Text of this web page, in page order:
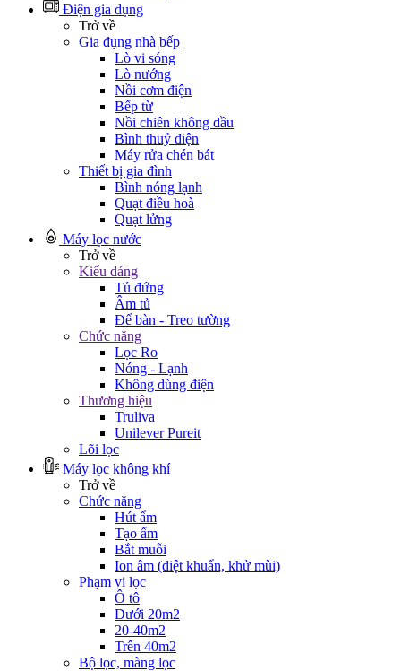
Điện gia dụng
Trở về
Gia đụng nhà bếp
Lò vi sóng
Lò nướng
Nồi cơm điện
Bếp từ
Nồi chiên không dầu
Bình thuỷ điện
Máy rửa chén bát
Thiết bị gia đình
Bình nóng lạnh
Quạt điều hoà
Quạt lửng
Máy lọc nước
Trở về
Kiểu dáng
Tủ đứng
Âm tủ
Để bàn - Treo tường
Chức năng
Lọc Ro
Nóng - Lạnh
Không dùng điện
Thương hiệu
Truliva
Unilever Pureit
Lõi lọc
Máy lọc không khí
Trở về
Chức năng
Hút ẩm
Tạo ẩm
Bắt muỗi
Ion âm (diệt khuẩn, khử mùi)
Phạm vi lọc
Ô tô
Dưới 20m2
20-40m2
Trên 40m2
Bộ lọc, màng lọc